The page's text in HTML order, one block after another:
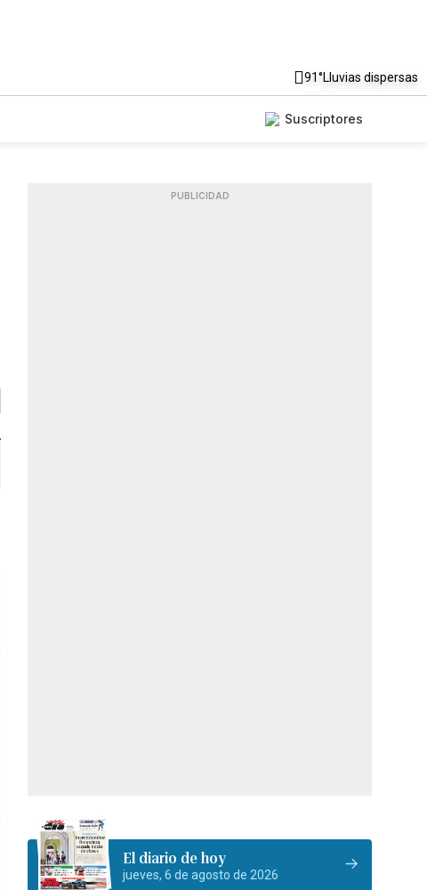
91°Lluvias dispersas
Suscriptores
PUBLICIDAD
El diario de hoy
jueves, 6 de agosto de 2026